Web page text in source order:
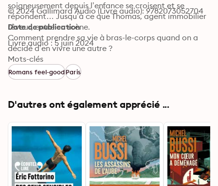
soigneusement depuis l’enfance se croisent et se
répondent… Jusqu’à ce que Thomas, agent immobilier
rêveur, entre en scène.
Comment prendre sa vie à bras-le-corps quand on a
© 2024 Gallimard Audio (Livre audio): 9782073052704
Date de publication
Livre audio : 5 juin 2024
Mots-clés
Romans feel-goodParis
D'autres ont également apprécié ...